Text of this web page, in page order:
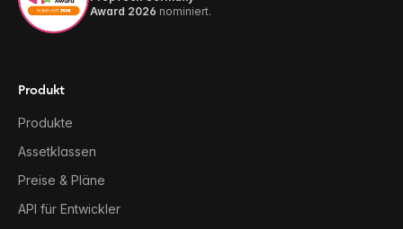
Award 2026 nominiert.
Produkt
Produkte
Assetklassen
Preise & Pläne
API für Entwickler